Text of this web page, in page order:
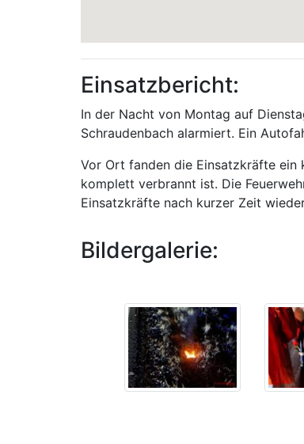
Einsatzbericht:
In der Nacht von Montag auf
Schraudenbach alarmiert. Ein
Vor Ort fanden die Einsatzkräfte ein
komplett verbrannt ist. Die
Einsatzkräfte nach kurzer Zeit
Bildergalerie: